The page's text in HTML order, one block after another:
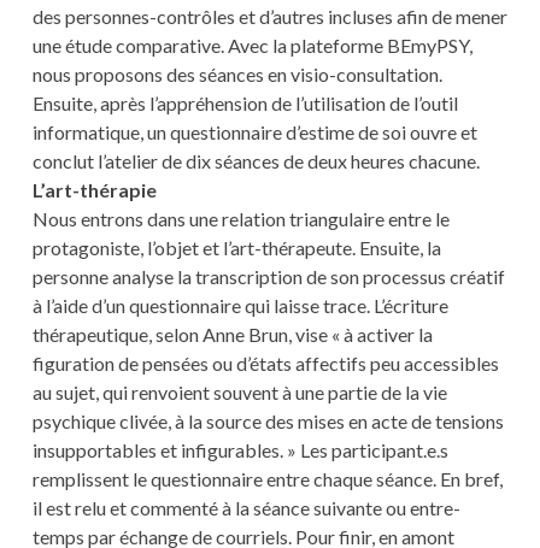
des personnes-contrôles et d’autres incluses afin de mener
une étude comparative. Avec la plateforme BEmyPSY,
nous proposons des séances en visio-consultation.
Ensuite, après l’appréhension de l’utilisation de l’outil
informatique, un questionnaire d’estime de soi ouvre et
conclut l’atelier de dix séances de deux heures chacune.
L’art-thérapie
Nous entrons dans une relation triangulaire entre le
protagoniste, l’objet et l’art-thérapeute. Ensuite, la
personne analyse la transcription de son processus créatif
à l’aide d’un questionnaire qui laisse trace. L’écriture
thérapeutique, selon Anne Brun, vise « à activer la
figuration de pensées ou d’états affectifs peu accessibles
au sujet, qui renvoient souvent à une partie de la vie
psychique clivée, à la source des mises en acte de tensions
insupportables et infigurables. » Les participant.e.s
remplissent le questionnaire entre chaque séance. En bref,
il est relu et commenté à la séance suivante ou entre-
temps par échange de courriels. Pour finir, en amont